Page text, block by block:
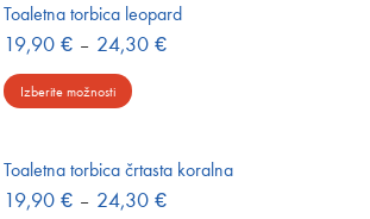
Toaletna torbica leopard
19,90 € – 24,30 €Cenovni
24,30 €
Izberite možnosti
Ta
več
različic.
Toaletna torbica črtasta koralna
19,90 € – 24,30 €Cenovni